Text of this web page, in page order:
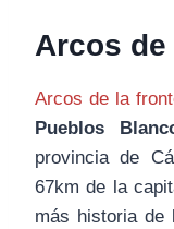
Arcos de
Arcos de la
Pueblos
provincia de
67km de la
más historia de